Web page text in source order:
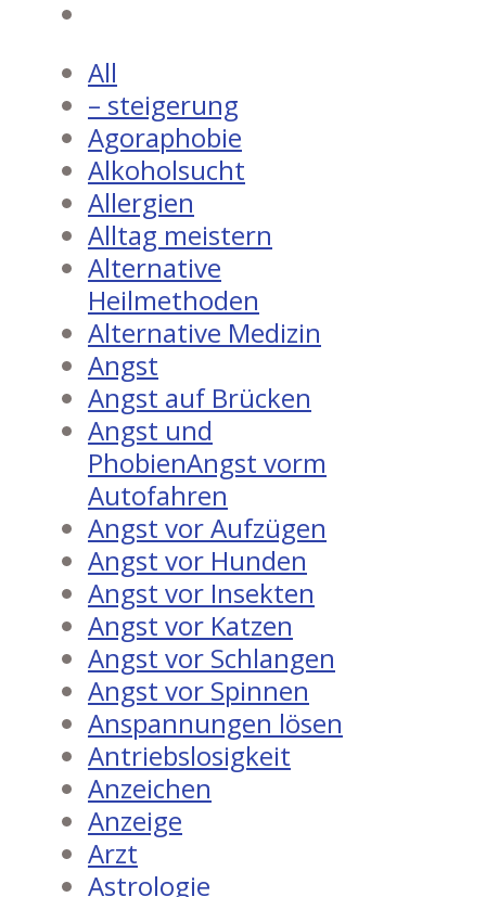
All
– steigerung
Agoraphobie
Alkoholsucht
Allergien
Alltag meistern
Alternative
Heilmethoden
Alternative Medizin
Angst
Angst auf Brücken
Angst und
PhobienAngst vorm
Autofahren
Angst vor Aufzügen
Angst vor Hunden
Angst vor Insekten
Angst vor Katzen
Angst vor Schlangen
Angst vor Spinnen
Anspannungen lösen
Antriebslosigkeit
Anzeichen
Anzeige
Arzt
Astrologie